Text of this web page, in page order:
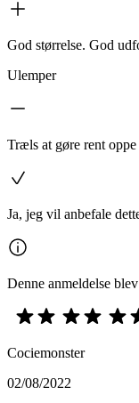
God størrelse. God
Ulemper
Træls at gøre rent oppe
Ja, jeg vil anbefale
Denne anmeldelse
Cociemonster
02/08/2022